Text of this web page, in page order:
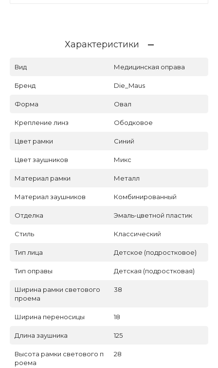
Характеристики
Вид Медицинская оправа
Бренд Die_Maus
Форма Овал
Крепление линз Ободковое
Цвет рамки Синий
Цвет заушников Микс
Материал рамки Металл
Материал заушников Комбинированный
Отделка Эмаль-цветной пластик
Стиль Классический
Тип лица Детское (подростковое)
Тип оправы Детская (подростковая)
Ширина рамки светового
проема
38
Ширина переносицы 18
Длина заушника 125
Высота рамки светового п
роема
28